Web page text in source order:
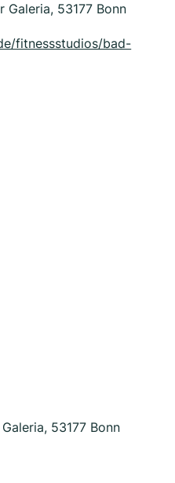
Galeria, 53177 Bonn
fitnessstudios/bad-
53177 Bonn